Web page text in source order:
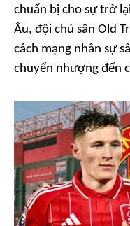
chuẩn bị cho sự trở
Âu, đội chủ sân Old
cách mạng nhân sự
chuyển nhượng đến